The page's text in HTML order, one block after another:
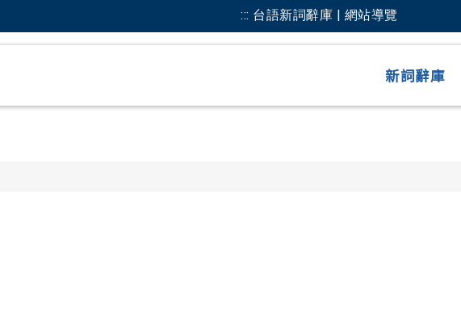
::: 台語新詞辭庫 | 網站導覽
新詞辭庫